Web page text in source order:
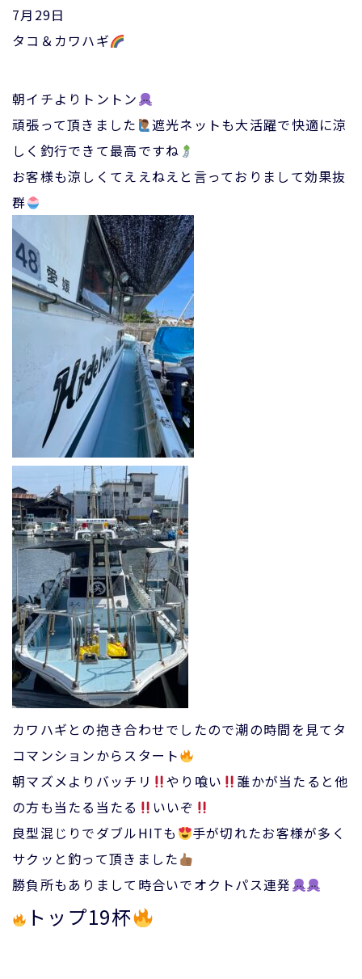
7月29日
タコ＆カワハギ
朝イチよりトントン
頑張って頂きました
遮光ネットも大活躍で快適に涼
しく釣行できて最高ですね
お客様も涼しくてええねえと言っておりまして効果抜
群
カワハギとの抱き合わせでしたので潮の時間を見てタ
コマンションからスタート
朝マズメよりバッチリ
やり喰い
誰かが当たると他
の方も当たる当たる
いいぞ
良型混じりでダブルHITも
手が切れたお客様が多く
サクッと釣って頂きました
勝負所もありまして時合いでオクトパス連発
トップ19杯